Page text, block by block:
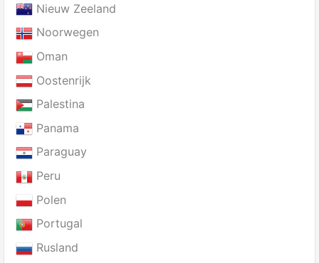
Nieuw Zeeland
Noorwegen
Oman
Oostenrijk
Palestina
Panama
Paraguay
Peru
Polen
Portugal
Rusland